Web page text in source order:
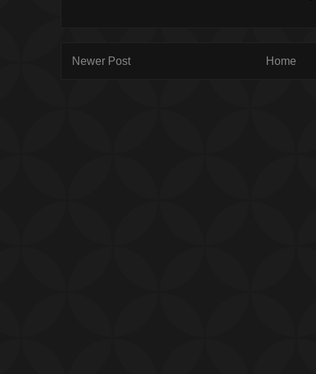
Newer Post Home